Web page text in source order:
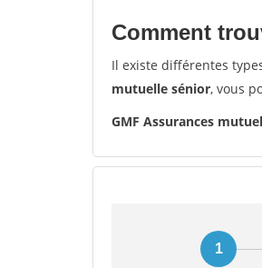
Comment
Il existe différentes
mutuelle sénior, vous
GMF Assurances